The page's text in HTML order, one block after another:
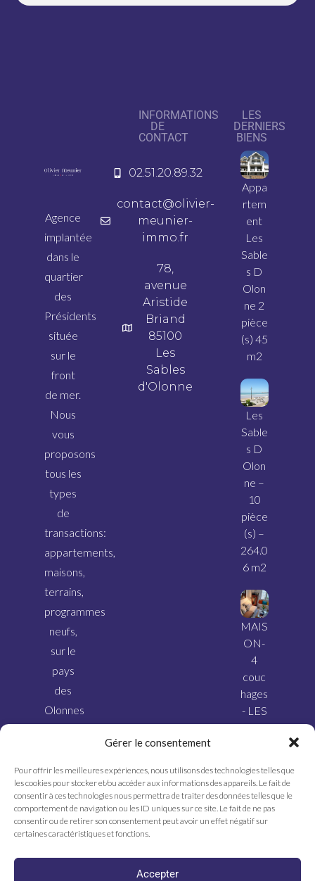
Gérer le consentement
Pour offrir les meilleures expériences, nous utilisons des technologies telles que
les cookies pour stocker et/ou accéder aux informations des appareils. Le fait de
consentir à ces technologies nous permettra de traiter des données telles que le
comportement de navigation ou les ID uniques sur ce site. Le fait de ne pas
consentir ou de retirer son consentement peut avoir un effet négatif sur
certaines caractéristiques et fonctions.
Accepter
Agence
implantée
dans le
quartier
des
Présidents
située
sur le
front
de mer.
Nous
vous
proposons
tous les
types
de
transactions:
appartements,
maisons,
terrains,
programmes
neufs,
sur le
pays
des
Olonnes
INFORMATIONS
DE
CONTACT
02.51.20.89.32
contact@olivier-
meunier-
immo.fr
78,
avenue
Aristide
Briand
85100
Les
Sables
d'Olonne
LES
DERNIERS
BIENS
Appa
rtem
ent
Les
Sable
s D
Olon
ne 2
pièce
(s) 45
m2
Les
Sable
s D
Olon
ne –
10
pièce
(s) –
264.0
6 m2
MAIS
ON-
4
couc
hages
- LES
SABL
ONN
E